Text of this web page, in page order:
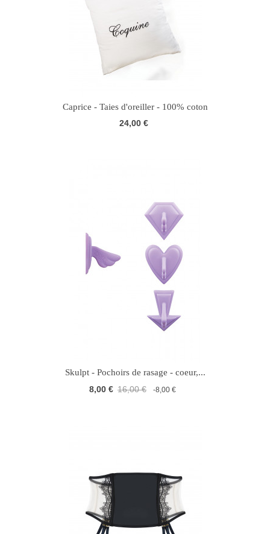
Caprice - Taies d'oreiller - 100% coton
24,00 €
Skulpt - Pochoirs de rasage - coeur,...
8,00 € 16,00 € -8,00 €